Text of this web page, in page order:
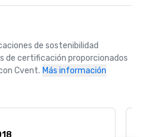
de sostenibilidad
de certificación proporcionados
Cvent. Más información